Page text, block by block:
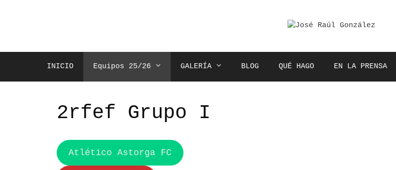
INICIO Equipos 25/26 GALERÍA BLOG QUÉ HAGO EN LA PRENSA
2rfef Grupo I
Atlético Astorga FC